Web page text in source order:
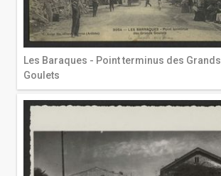
Les Baraques - Point terminus des Grands
Goulets